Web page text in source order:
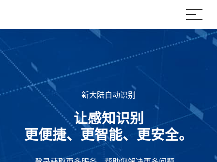
新大陆自动识别
让感知识别
更便捷、更智能、更安全。